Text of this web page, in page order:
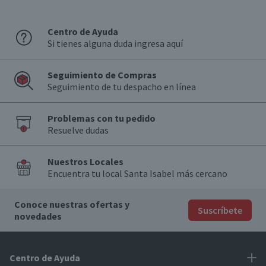
Centro de Ayuda
Si tienes alguna duda ingresa aquí
Seguimiento de Compras
Seguimiento de tu despacho en línea
Problemas con tu pedido
Resuelve dudas
Nuestros Locales
Encuentra tu local Santa Isabel más cercano
Conoce nuestras ofertas y
novedades
Suscríbete
Centro de Ayuda